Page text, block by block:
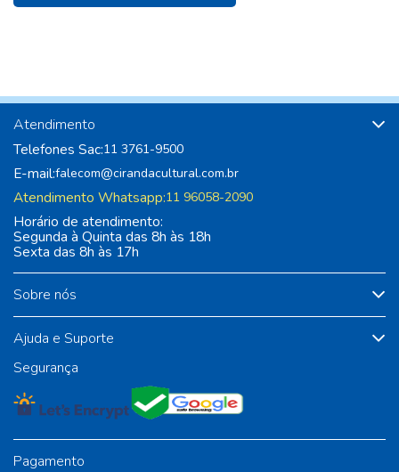
Sobre nós
Ajuda e Suporte
Atendimento
Telefones Sac:11 3761-9500
E-mail:falecom@cirandacultural.com.br
Atendimento Whatsapp:11 96058-2090
Horário de atendimento:
Segunda à Quinta das 8h às 18h
Sexta das 8h às 17h
Segurança
Pagamento